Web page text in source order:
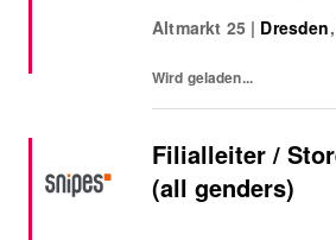
dich mit Empathie,
für das Business.Du
Altmarkt 25 | Dresden,
Wird geladen...
Filialleiter /
(all genders)